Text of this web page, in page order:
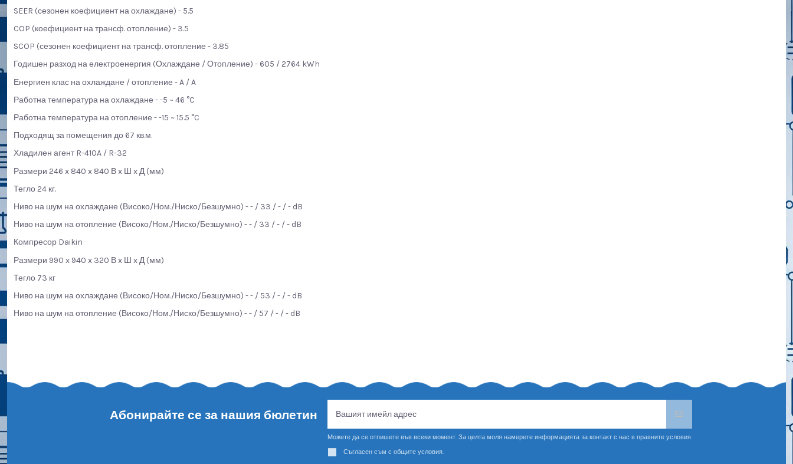
SEER (сезонен коефициент на охлаждане) - 5.5
COP (коефициент на трансф. отопление) - 3.5
SCOP (сезонен коефициент на трансф. отопление - 3.85
Годишен разход на електроенергия (Охлаждане / Отопление) - 605 / 2764 kWh
Енергиен клас на охлаждане / отопление - A / A
Работна температура на охлаждане - -5 ~ 46 °C
Работна температура на отопление - -15 ~ 15.5 °C
Подходящ за помещения до 67 кв.м.
Хладилен агент R-410A / R-32
Размери 246 x 840 x 840 В x Ш x Д (мм)
Тегло 24 кг.
Ниво на шум на охлаждане (Високо/Ном./Ниско/Безшумно) - - / 33 / - / - dB
Ниво на шум на отопление (Високо/Ном./Ниско/Безшумно) - - / 33 / - / - dB
Компресор Daikin
Размери 990 x 940 x 320 В x Ш x Д (мм)
Тегло 73 кг
Ниво на шум на охлаждане (Високо/Ном./Ниско/Безшумно) - - / 53 / - / - dB
Ниво на шум на отопление (Високо/Ном./Ниско/Безшумно) - - / 57 / - / - dB
Абонирайте се за нашия бюлетин
Можете да се отпишете във всеки момент. За целта моля намерете информацията за контакт с нас в правните условия.
Съгласен съм с общите условия.